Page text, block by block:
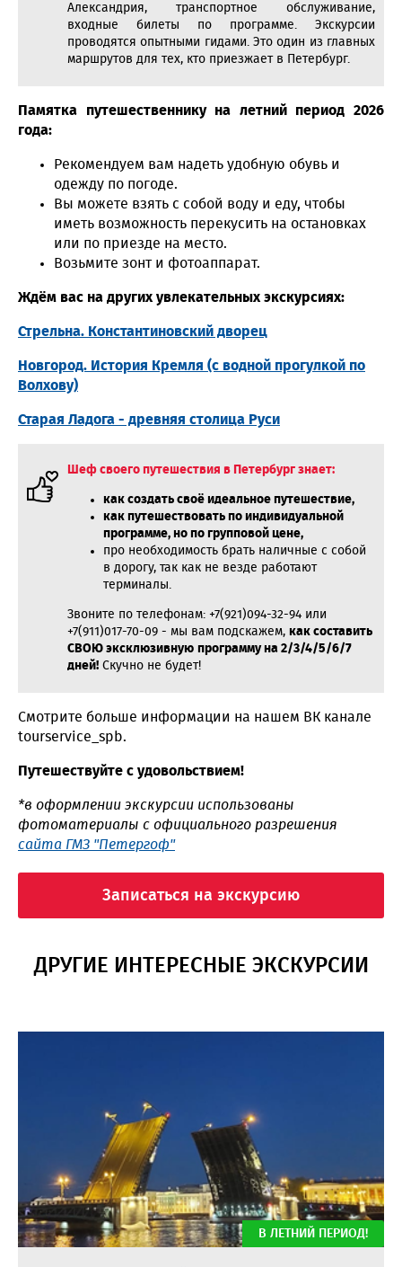
Александрия, транспортное обслуживание,
входные билеты по программе. Экскурсии
проводятся опытными гидами. Это один из главных
маршрутов для тех, кто приезжает в Петербург.
Памятка путешественнику на летний период 2026
года:
Рекомендуем вам надеть удобную обувь и
одежду по погоде.
Вы можете взять с собой воду и еду, чтобы
иметь возможность перекусить на остановках
или по приезде на место.
Возьмите зонт и фотоаппарат.
Ждём вас на других увлекательных экскурсиях:
Стрельна. Константиновский дворец
Новгород. История Кремля (с водной прогулкой по
Волхову)
Старая Ладога - древняя столица Руси
Шеф своего путешествия в Петербург знает:
как создать своё идеальное путешествие,
как путешествовать по индивидуальной
программе, но по групповой цене,
про необходимость брать наличные с собой
в дорогу, так как не везде работают
терминалы.
Звоните по телефонам: +7(921)094-32-94 или
+7(911)017-70-09 - мы вам подскажем, как составить
СВОЮ эксклюзивную программу на 2/3/4/5/6/7
дней! Скучно не будет!
Смотрите больше информации на нашем ВК канале
tourservice_spb.
Путешествуйте с удовольствием!
*в оформлении экскурсии использованы
фотоматериалы с официального разрешения
сайта ГМЗ "Петергоф"
Записаться на экскурсию
ДРУГИЕ ИНТЕРЕСНЫЕ ЭКСКУРСИИ
В ЛЕТНИЙ ПЕРИОД!